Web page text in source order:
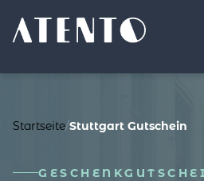
Startseite/Stuttgart Gutschein